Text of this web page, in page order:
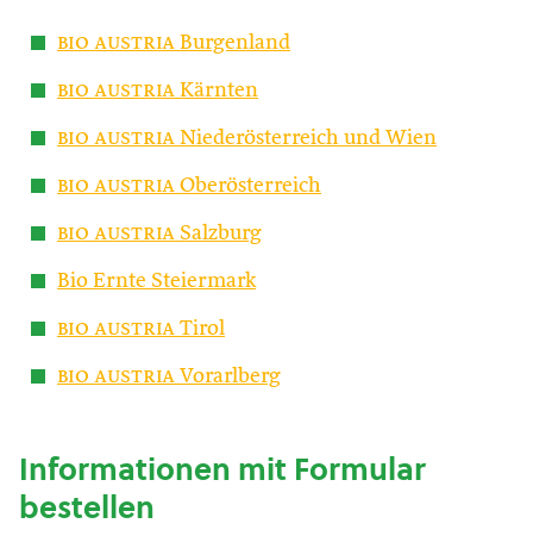
bio austria Burgenland
bio austria Kärnten
bio austria Niederösterreich und Wien
bio austria Oberösterreich
bio austria Salzburg
Bio Ernte Steiermark
bio austria Tirol
bio austria Vorarlberg
Informationen mit Formular
bestellen